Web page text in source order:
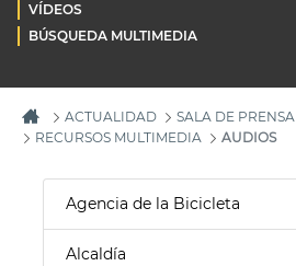
VÍDEOS
BÚSQUEDA MULTIMEDIA
ACTUALIDAD
SALA DE PRENSA
RECURSOS MULTIMEDIA
AUDIOS
Agencia de la Bicicleta
Alcaldía